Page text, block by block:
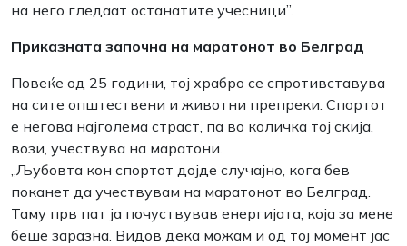
на него гледаат останатите учесници”.
Приказната започна на маратонот во Белград
Повеќе од 25 години, тој храбро се спротивставува
на сите општествени и животни препреки. Спортот
е негова најголема страст, па во количка тој скија,
вози, учествува на маратони.
„Љубовта кон спортот дојде случајно, кога бев
поканет да учествувам на маратонот во Белград.
Таму прв пат ја почуствував енергијата, која за мене
беше заразна. Видов дека можам и од тој момент јас